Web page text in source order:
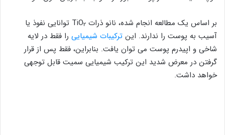
بر اساس یک مطالعه انجام شده، نانو ذرات TiO ۲
توانایی نفوذ یا
آسیب به پوست را ندارند. این ترکیبات شیمیایی را فقط در لایه
شاخی و اپیدرم پوست می توان یافت. بنابراین، فقط پس از قرار
گرفتن در معرض شدید این ترکیب شیمیایی سمیت قابل توجهی
خواهد داشت.